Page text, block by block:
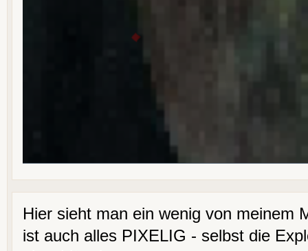
Hier sieht man ein wenig von meinem
ist auch alles PIXELIG - selbst die